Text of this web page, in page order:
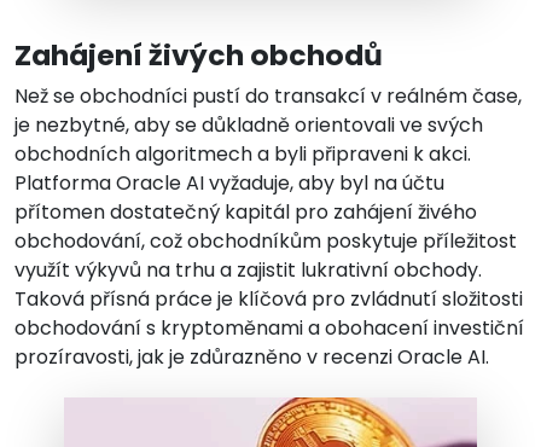
Zahájení živých obchodů
Než se obchodníci pustí do transakcí v reálném čase,
je nezbytné, aby se důkladně orientovali ve svých
obchodních algoritmech a byli připraveni k akci.
Platforma Oracle AI vyžaduje, aby byl na účtu
přítomen dostatečný kapitál pro zahájení živého
obchodování, což obchodníkům poskytuje příležitost
využít výkyvů na trhu a zajistit lukrativní obchody.
Taková přísná práce je klíčová pro zvládnutí složitosti
obchodování s kryptoměnami a obohacení investiční
prozíravosti, jak je zdůrazněno v recenzi Oracle AI.